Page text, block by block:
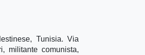
Tunisia. Via
militante comunista,